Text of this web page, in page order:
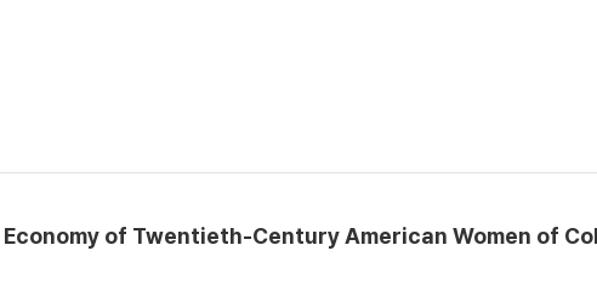
of Twentieth-Century American Women of